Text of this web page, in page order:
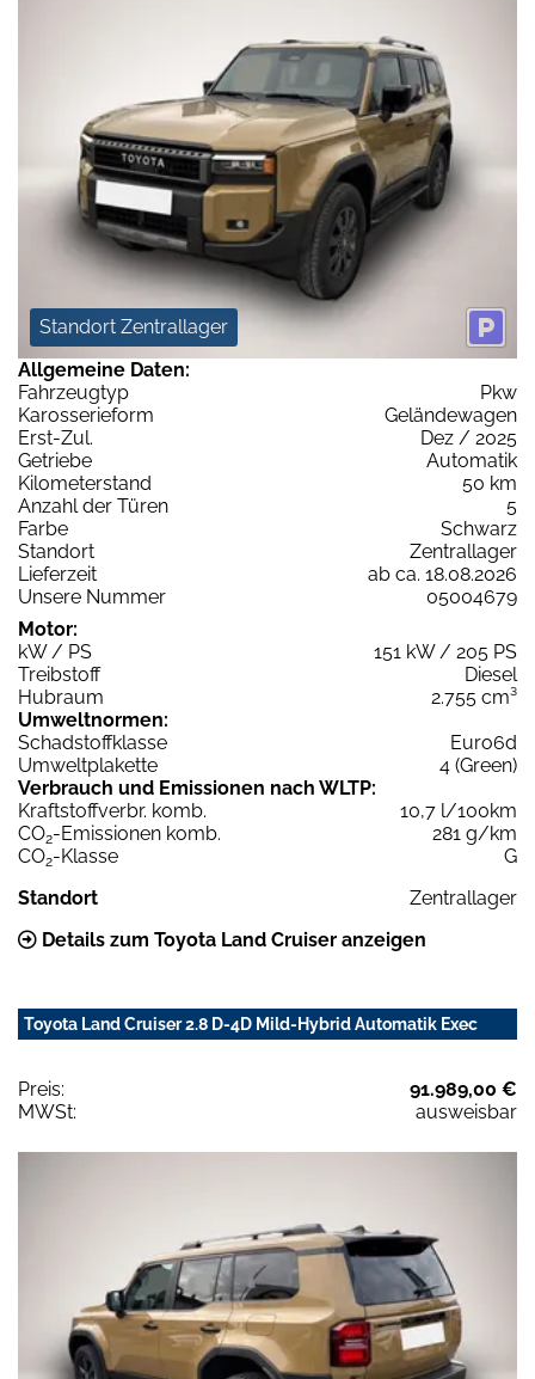
Standort Zentrallager
Allgemeine Daten:
Fahrzeugtyp
Pkw
Karosserieform
Geländewagen
Erst-Zul.
Dez / 2025
Getriebe
Automatik
Kilometerstand
50 km
Anzahl der Türen
5
Farbe
Schwarz
Standort
Zentrallager
Lieferzeit
ab ca. 18.08.2026
Unsere Nummer
05004679
Motor:
kW / PS
151 kW / 205 PS
Treibstoff
Diesel
Hubraum
2.755 cm³
Umweltnormen:
Schadstoffklasse
Euro6d
Umweltplakette
4 (Green)
Verbrauch und Emissionen nach WLTP:
Kraftstoffverbr. komb.
10,7 l/100km
CO2-Emissionen komb.
281 g/km
CO2-Klasse
G
Standort
Zentrallager
Details zum Toyota Land Cruiser anzeigen
Toyota Land Cruiser 2.8 D-4D Mild-Hybrid Automatik Exec
Preis:
91.989,00 €
MWSt:
ausweisbar